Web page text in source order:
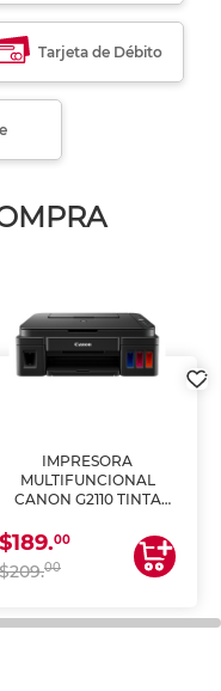
Tarjeta de Débito
IMPRESORA
MULTIFUNCIONAL
CANON G2110 TINTA
$189.00
$209.00